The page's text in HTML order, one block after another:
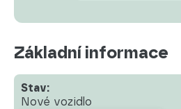
Základní informace
Stav:
Nové vozidlo